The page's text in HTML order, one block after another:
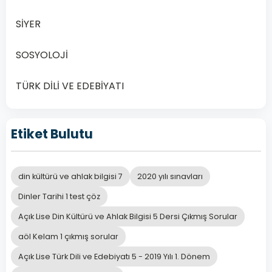
SİYER
SOSYOLOJİ
TÜRK DİLİ VE EDEBİYATI
Etiket Bulutu
din kültürü ve ahlak bilgisi 7
2020 yılı sınavları
Dinler Tarihi 1 test çöz
Açık Lise Din Kültürü ve Ahlak Bilgisi 5 Dersi Çıkmış Sorular
aöl Kelam 1 çıkmış sorular
Açık Lise Türk Dili ve Edebiyatı 5 - 2019 Yılı 1. Dönem